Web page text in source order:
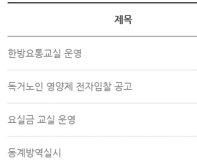
제목
한방요통교실 운영
독거노인 영양제 전자입찰 공고
요실금 교실 운영
동계방역실시